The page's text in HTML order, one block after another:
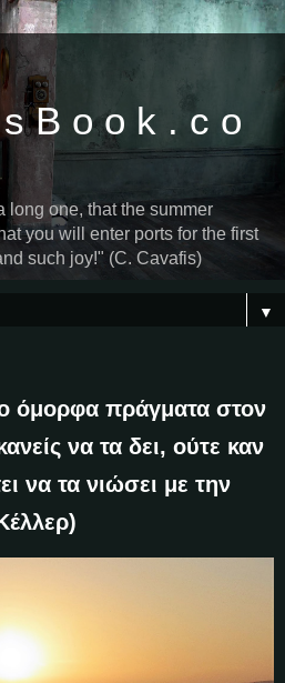
B o o k . c o
long one, that the summer
you will enter ports for the first
such joy!" (C. Cavafis)
▼
όμορφα πράγματα στον
να τα δει, ούτε καν
να τα νιώσει με την